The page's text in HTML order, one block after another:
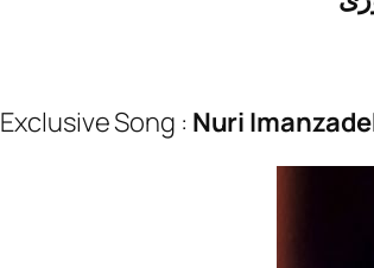
Exclusive Song : Nuri